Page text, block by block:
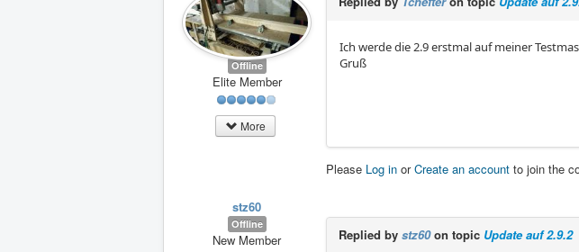
Offline
Elite Member
More
Ich werde die 2.9 erstmal auf meiner
Gruß
Please Log in orCreate an account to join the
stz60
Offline
New Member Replied by stz60on topic Update auf 2.9.2